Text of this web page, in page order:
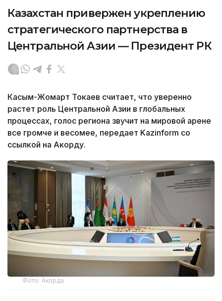
Казахстан привержен укреплению
стратегического партнерства в
Центральной Азии — Президент РК
Касым-Жомарт Токаев считает, что уверенно
растет роль Центральной Азии в глобальных
процессах, голос региона звучит на мировой арене
все громче и весомее, передает Kazinform со
ссылкой на Акорду.
Фото: Акорда